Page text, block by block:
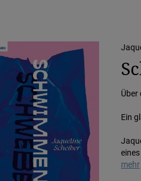
Über
Ein
mehr